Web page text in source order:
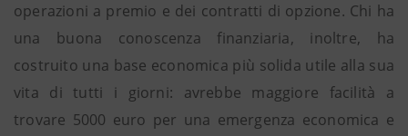
operazioni a premio e dei contratti di opzione. Chi ha
una buona conoscenza finanziaria, inoltre, ha
costruito una base economica più solida utile alla sua
vita di tutti i giorni: avrebbe maggiore facilità a
trovare 5000 euro per una emergenza economica e